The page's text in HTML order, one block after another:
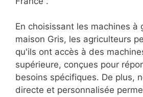
En choisissant les machines à
maison Gris, les agriculteurs
qu'ils ont accès à des
supérieure, conçues pour
besoins spécifiques. De plus,
directe et personnalisée